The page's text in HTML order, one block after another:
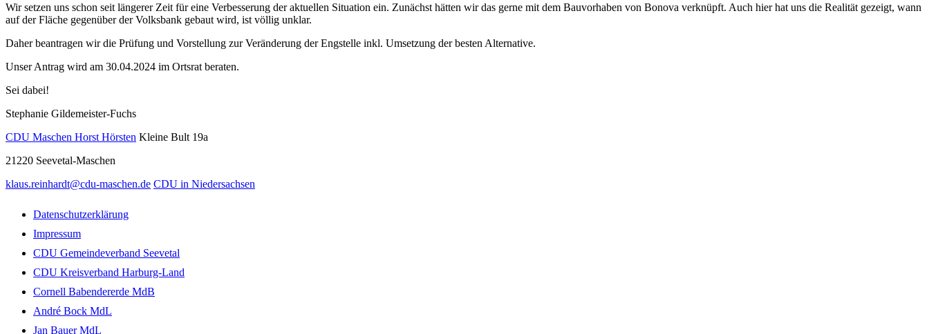
Wir setzen uns schon seit längerer Zeit für eine Verbesserung der aktuellen Situation ein. Zunächst hätten wir das gerne mit dem Bauvorhaben von Bonova verknüpft. Auch hier hat uns die Realität gezeigt, wann
auf der Fläche gegenüber der Volksbank gebaut wird, ist völlig unklar.
Daher beantragen wir die Prüfung und Vorstellung zur Veränderung der Engstelle inkl. Umsetzung der besten Alternative.
Unser Antrag wird am 30.04.2024 im Ortsrat beraten.
Sei dabei!
Stephanie Gildemeister-Fuchs
CDU Maschen Horst Hörsten Kleine Bult 19a
21220 Seevetal-Maschen
klaus.reinhardt@cdu-maschen.de CDU in Niedersachsen
Datenschutzerklärung
Impressum
CDU Gemeindeverband Seevetal
CDU Kreisverband Harburg-Land
Cornell Babendererde MdB
André Bock MdL
Jan Bauer MdL